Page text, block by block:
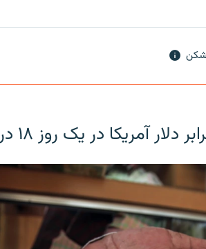
در یک روز ۱۸ درصد سقوط کرد